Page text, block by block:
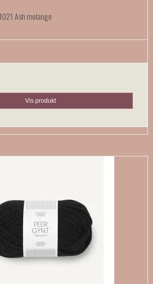
Ash melange
Vis produkt